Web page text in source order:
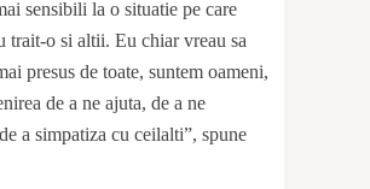
sensibili la o situatie pe care
trait-o si altii. Eu chiar vreau sa
presus de toate, suntem oameni,
de a ne ajuta, de a ne
a simpatiza cu ceilalti”, spune